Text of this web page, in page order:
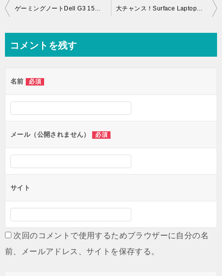
投
ビ
ー
シ
ョ
ン
ゲーミングノートDell G3 15が20％OFFクーポンで10万円以下で購入できる！ 大チャンス！Surface Laptopが最大22,000円キャッシュバックキャンペーン
コメントを残す
名前 必須
メール（公開されません） 必須
サイト
次回のコメントで使用するためブラウザーに自分の名
前、メールアドレス、サイトを保存する。